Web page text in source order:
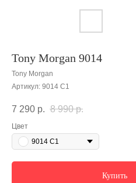
Tony Morgan 9014
Tony Morgan
Артикул: 9014 С1
7 290 р. 8 990 р.
Цвет
9014 С1
Купить